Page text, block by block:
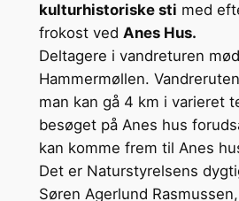
kulturhistoriske sti med
frokost ved Anes Hus.
Deltagere i vandreturen
Hammermøllen.
man kan gå 4 km i varieret
besøget på Anes hus
kan komme frem til Anes
Det er Naturstyrelsens
Søren Agerlund